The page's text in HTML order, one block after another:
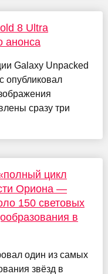
8 Ultra
анонса
Galaxy Unpacked
опубликовал
сразу три
цикл
Ориона —
150 световых
в
один из самых
звёзд в